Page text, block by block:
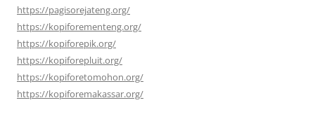
https://pagisorejateng.org/
https://kopiforementeng.org/
https://kopiforepik.org/
https://kopiforepluit.org/
https://kopiforetomohon.org/
https://kopiforemakassar.org/